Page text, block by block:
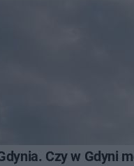
Czy w Gdyni